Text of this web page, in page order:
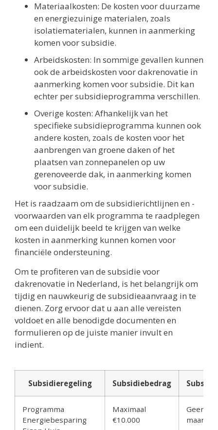
Materiaalkosten: De kosten voor duurzame
en energiezuinige materialen, zoals
isolatiematerialen, kunnen in aanmerking
komen voor subsidie.
Arbeidskosten: In sommige gevallen kunnen
ook de arbeidskosten voor dakrenovatie in
aanmerking komen voor subsidie. Dit kan
echter per subsidieprogramma verschillen.
Overige kosten: Afhankelijk van het
specifieke subsidieprogramma kunnen ook
andere kosten, zoals de kosten voor het
aanbrengen van groene daken of het
plaatsen van zonnepanelen op uw
gerenoveerde dak, in aanmerking komen
voor subsidie.
Het is raadzaam om de subsidierichtlijnen en -
voorwaarden van elk programma te raadplegen
om een duidelijk beeld te krijgen van welke
kosten in aanmerking kunnen komen voor
financiële ondersteuning.
Om te profiteren van de subsidie voor
dakrenovatie in Nederland, is het belangrijk om
tijdig en nauwkeurig de subsidieaanvraag in te
dienen. Zorg ervoor dat u aan alle vereisten
voldoet en alle benodigde documenten en
formulieren op de juiste manier invult en
indient.
Subsidieregeling Subsidiebedrag
Programma
Energiebesparing
Maximaal
€10.000
Geen
maar op